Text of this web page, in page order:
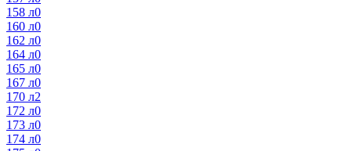
158 л0
160 л0
162 л0
164 л0
165 л0
167 л0
170 л2
172 л0
173 л0
174 л0